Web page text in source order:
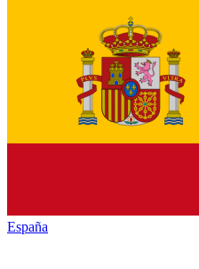
España